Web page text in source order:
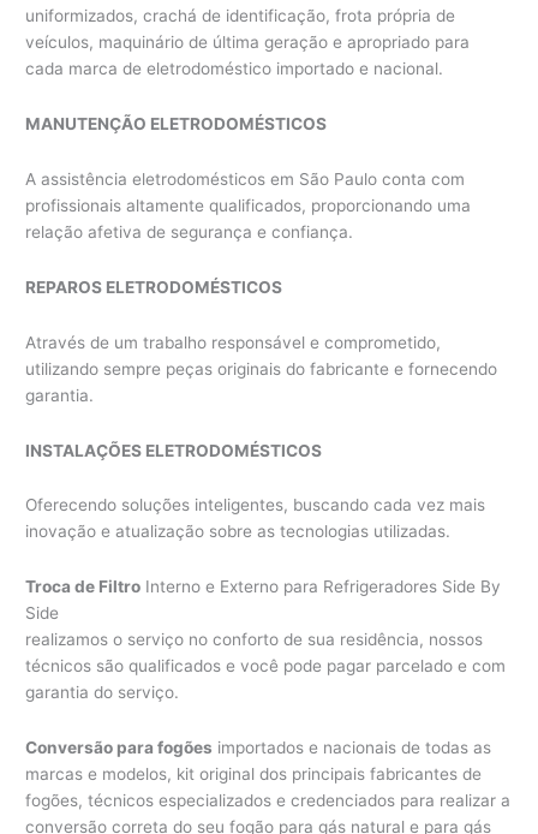
uniformizados, crachá de identificação, frota própria de
veículos, maquinário de última geração e apropriado para
cada marca de eletrodoméstico importado e nacional.
MANUTENÇÃO ELETRODOMÉSTICOS
A assistência eletrodomésticos em São Paulo conta com
profissionais altamente qualificados, proporcionando uma
relação afetiva de segurança e confiança.
REPAROS ELETRODOMÉSTICOS
Através de um trabalho responsável e comprometido,
utilizando sempre peças originais do fabricante e fornecendo
garantia.
INSTALAÇÕES ELETRODOMÉSTICOS
Oferecendo soluções inteligentes, buscando cada vez mais
inovação e atualização sobre as tecnologias utilizadas.
Troca de Filtro Interno e Externo para Refrigeradores Side By
Side
realizamos o serviço no conforto de sua residência, nossos
técnicos são qualificados e você pode pagar parcelado e com
garantia do serviço.
Conversão para fogões importados e nacionais de todas as
marcas e modelos, kit original dos principais fabricantes de
fogões, técnicos especializados e credenciados para realizar a
conversão correta do seu fogão para gás natural e para gás